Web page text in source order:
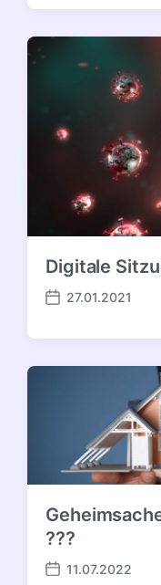
Digitale
27.01.2021
???
11.07.2022